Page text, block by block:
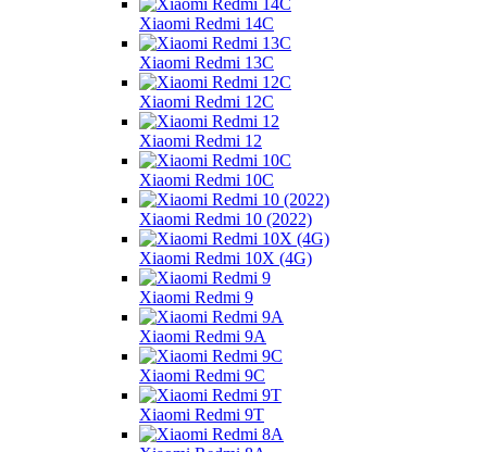
Xiaomi Redmi 14C
Xiaomi Redmi 13C
Xiaomi Redmi 12C
Xiaomi Redmi 12
Xiaomi Redmi 10C
Xiaomi Redmi 10 (2022)
Xiaomi Redmi 10X (4G)
Xiaomi Redmi 9
Xiaomi Redmi 9A
Xiaomi Redmi 9C
Xiaomi Redmi 9T